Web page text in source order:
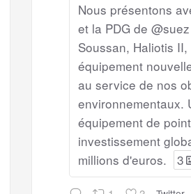
Nous présentons
et la PDG de
Soussan, Haliotis II,
équipement
au service de nos
environnementaux.
équipement de
investissement
millions d'euros.
3